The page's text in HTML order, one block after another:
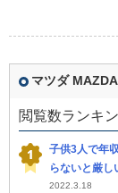
マツダ
閲覧数ランキ
子供3人で年
らないと厳
たいなぁと思
2022.3.18